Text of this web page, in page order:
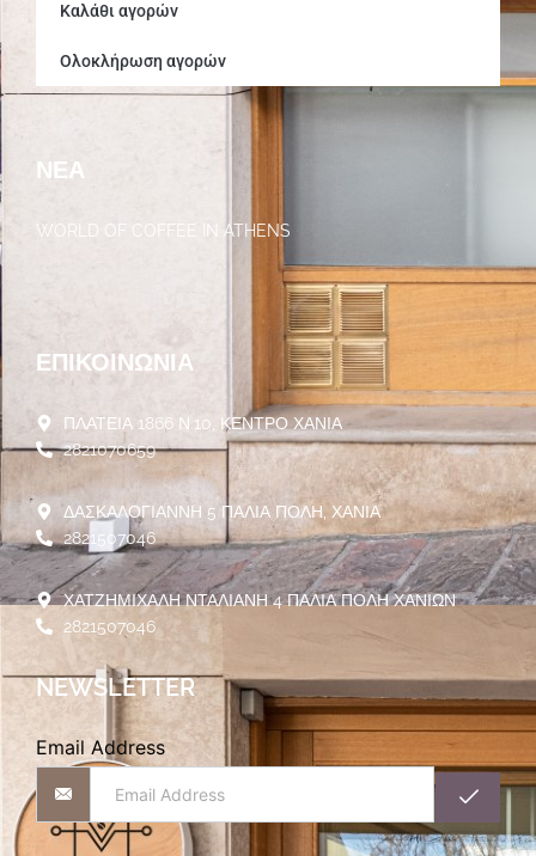
Καλάθι αγορών
Ολοκλήρωση αγορών
ΝΈΑ
WORLD OF COFFEE IN ATHENS
ΕΠΙΚΟΙΝΩΝΊΑ
ΠΛΑΤΕΙΑ 1866 Ν.10, ΚΕΝΤΡΟ ΧΑΝΙΑ
2821070659
ΔΑΣΚΑΛΟΓΙΑΝΝΗ 5 ΠΑΛΙΑ ΠΟΛΗ, ΧΑΝΙΑ
2821507046
ΧΑΤΖΗΜΙΧΑΛΗ ΝΤΑΛΙΑΝΗ 4 ΠΑΛΙΑ ΠΟΛΗ ΧΑΝΙΩΝ
2821507046
NEWSLETTER
Email Address